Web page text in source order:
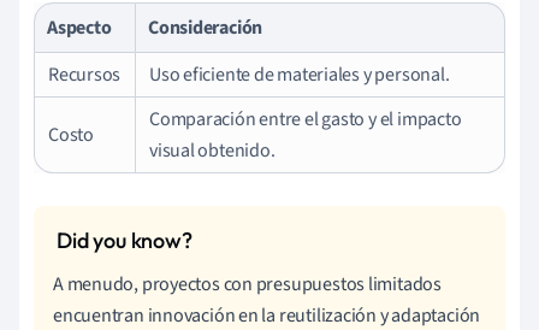
Aspecto
Consideración
Recursos
Uso eficiente de materiales y personal.
Costo
Comparación entre el gasto y el impacto
visual obtenido.
A menudo, proyectos con presupuestos limitados
encuentran innovación en la reutilización y adaptación